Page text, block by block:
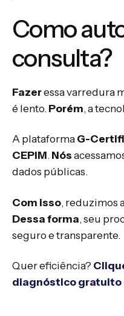
Como
consulta?
Fazeressa varredura
é lento. Porém, a
A plataformaG-
CEPIM.Nós
dados públicas.
Com isso, reduzimos
Dessa forma, seu
seguro e transparente.
Quer eficiência?
diagnóstico gratuito